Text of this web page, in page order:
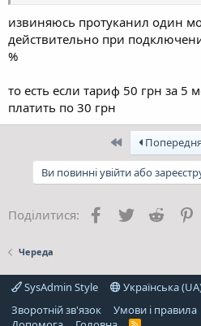
извиняюсь протуканил один
действительно при
%
то есть если тариф 50 грн за 5
платить по 30 грн
Перший
Ви повинні увійти або
Поділитися: Facebook
Twitter Reddit
Череда
SysAdmin Style
Українська
Зворотній зв'язок
Умови і правила
R